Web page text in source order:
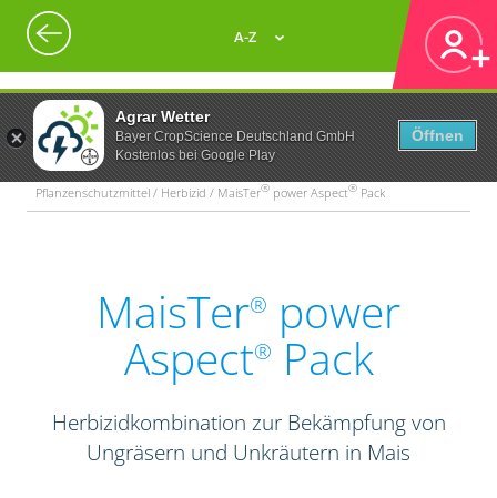
Agrar Wetter
Bayer CropScience Deutschland GmbH
Kostenlos bei Google Play
Öffnen
A-Z
Pflanzenschutzmittel / Herbizid / MaisTer® power Aspect® Pack
MaisTer® power
Aspect® Pack
Herbizidkombination zur Bekämpfung von
Ungräsern und Unkräutern in Mais